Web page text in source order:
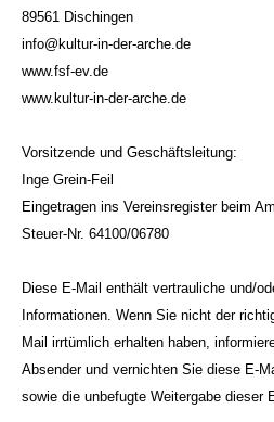
89561 Dischingen
info@kultur-in-der-arche.de
www.fsf-ev.de
www.kultur-in-der-arche.de
Vorsitzende und Geschäftsleitung:
Inge Grein-Feil
Eingetragen ins Vereinsregister beim
Steuer-Nr. 64100/06780
Diese E-Mail enthält vertrauliche und/
Informationen. Wenn Sie nicht der
Mail irrtümlich erhalten haben,
Absender und vernichten Sie diese E-
sowie die unbefugte Weitergabe dieser